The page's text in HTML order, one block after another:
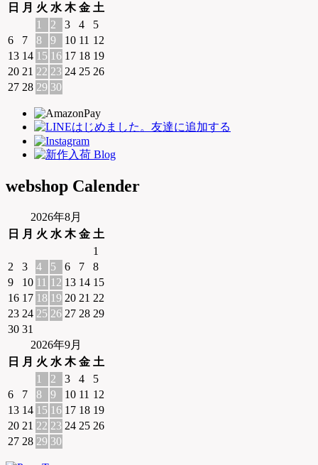
日
月 火 水 木 金 土
1
2 3 4
5
6
7 8 9 10 11 12
13 14 15 16 17 18 19
20 21 22 23 24 25 26
27 28 29 30
webshop Calender
2026年8月
日
月 火 水 木 金 土
1
2
3 4 5 6 7
8
9
10 11 12 13 14 15
16 17 18 19 20 21 22
23 24 25 26 27 28 29
30 31
2026年9月
日
月 火 水 木 金 土
1
2 3 4
5
6
7 8 9 10 11 12
13 14 15 16 17 18 19
20 21 22 23 24 25 26
27 28 29 30